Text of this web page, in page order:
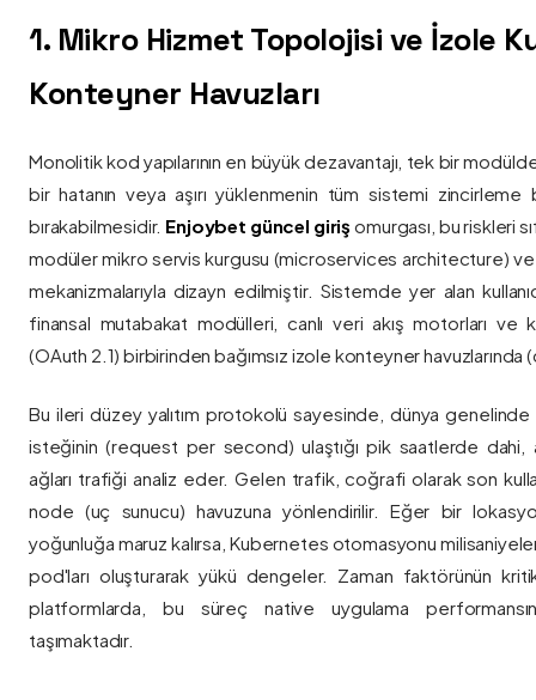
1. Mikro Hizmet Topolojisi ve İzole
Konteyner Havuzları
Monolitik kod yapılarının en büyük dezavantajı, tek bir
bir hatanın veya aşırı yüklenmenin tüm sistemi zincirleme
bırakabilmesidir. Enjoybet güncel giriş omurgası, bu riskleri
modüler mikro servis kurgusu (microservices architecture)
mekanizmalarıyla dizayn edilmiştir. Sistemde yer alan
finansal mutabakat modülleri, canlı veri akış motorları ve
(OAuth 2.1) birbirinden bağımsız izole konteyner havuzlarında
Bu ileri düzey yalıtım protokolü sayesinde, dünya genelinde
isteğinin (request per second) ulaştığı pik saatlerde dahi,
ağları trafiği analiz eder. Gelen trafik, coğrafi olarak son
node (uç sunucu) havuzuna yönlendirilir. Eğer bir
yoğunluğa maruz kalırsa, Kubernetes otomasyonu
pod'ları oluşturarak yükü dengeler. Zaman faktörünün
platformlarda, bu süreç native uygulama
taşımaktadır.